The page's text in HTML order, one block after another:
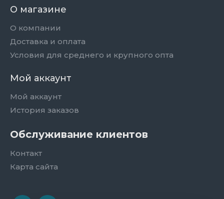
О магазине
О компании
Доставка и оплата
Условия для среднего и крупного опта
Мой аккаунт
Мой аккаунт
История заказов
Обслуживание клиентов
Контакт
Карта сайта